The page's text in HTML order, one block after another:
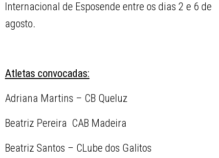
Internacional de Esposende entre os dias 2 e 6 de
agosto.
Atletas convocadas:
Adriana Martins – CB Queluz
Beatriz Pereira CAB Madeira
Beatriz Santos – CLube dos Galitos